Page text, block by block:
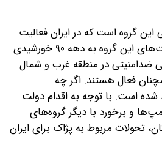
این گروه است که در ایران فعالیت
می‌کند. هرچند اوج فعالیت‌های این گروه به دهه ۹۰ خورشیدی
ضدامنیتی در منطقه غرب و شمال
فعال هستند. اگر چه
است. با توجه به اقدام دولت
و برخورد با دیگر گروه‌های
تحولات مربوط به پژاک برای ایران